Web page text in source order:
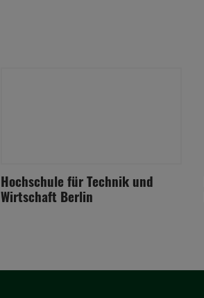
Hochschule für Technik und
Wirtschaft Berlin